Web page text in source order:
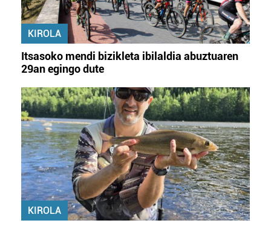
KIROLA
Itsasoko mendi bizikleta ibilaldia abuztuaren
29an egingo dute
KIROLA